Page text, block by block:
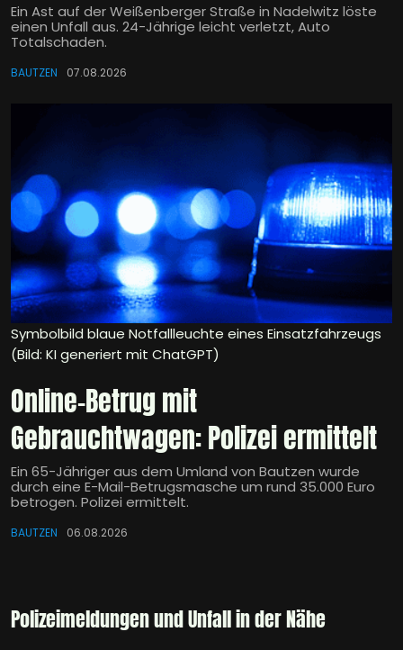
Ein Ast auf der Weißenberger Straße in Nadelwitz löste
einen Unfall aus. 24-Jährige leicht verletzt, Auto
Totalschaden.
BAUTZEN 07.08.2026
Symbolbild blaue Notfallleuchte eines Einsatzfahrzeugs
(Bild: KI generiert mit ChatGPT)
Online-Betrug mit
Gebrauchtwagen: Polizei ermittelt
Ein 65-Jähriger aus dem Umland von Bautzen wurde
durch eine E-Mail-Betrugsmasche um rund 35.000 Euro
betrogen. Polizei ermittelt.
BAUTZEN 06.08.2026
Polizeimeldungen und Unfall in der Nähe